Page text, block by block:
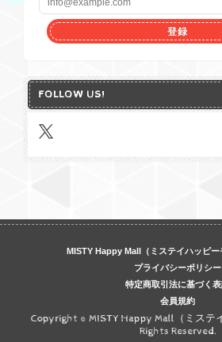
登録
FOLLOW US!
MISTY Happy Mall（ミステイハッピー
プライバシーポリシー
特定商取引法に基づく
会員規約
Copyright © MISTY Happy Mall（ミステ
Rights Reserved.